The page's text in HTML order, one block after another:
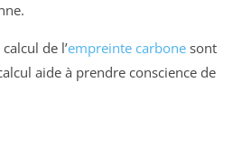
de l’empreinte carbone sont
aide à prendre conscience de